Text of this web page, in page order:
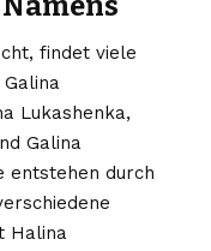
findet viele
Lukashenka,
Galina
entstehen durch
Halina